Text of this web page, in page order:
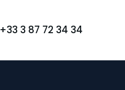
+33 3 87 72 34 34